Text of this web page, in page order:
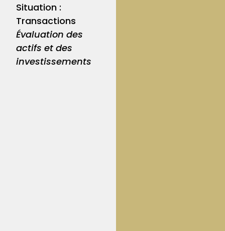
Situation :
Transactions
Évaluation des
actifs et des
investissements